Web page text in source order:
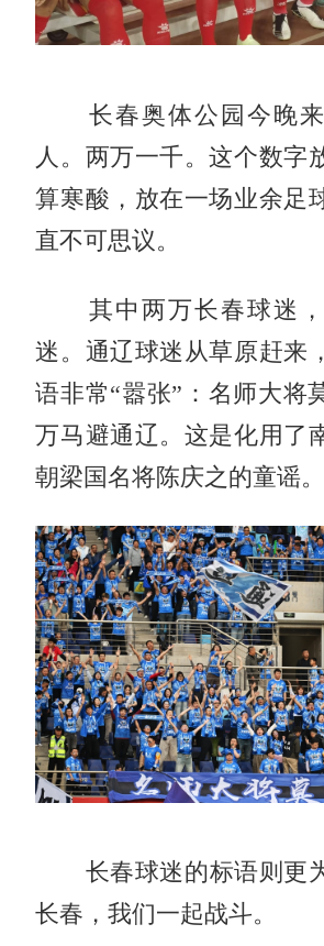
长春奥体公园今晚来
人。两万一千。这个数字
算寒酸，放在一场业余足
直不可思议。
其中两万长春球迷，
迷。通辽球迷从草原赶来
语非常“嚣张”：名师大将
万马避通辽。这是化用了
朝梁国名将陈庆之的童谣。
长春球迷的标语则更
长春，我们一起战斗。